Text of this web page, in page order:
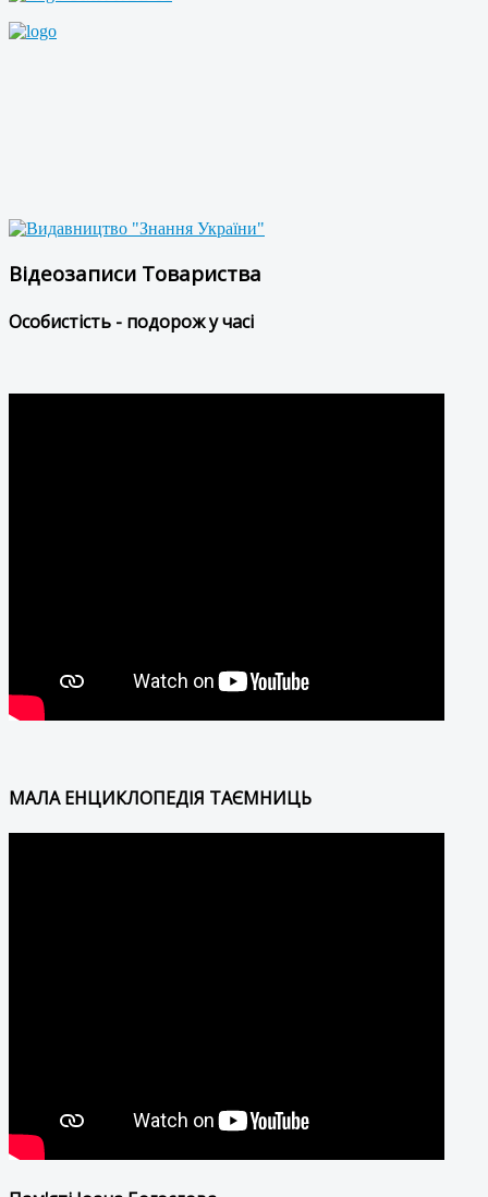
Відеозаписи Товариства
Особистість - подорож у часі
МАЛА ЕНЦИКЛОПЕДІЯ ТАЄМНИЦЬ